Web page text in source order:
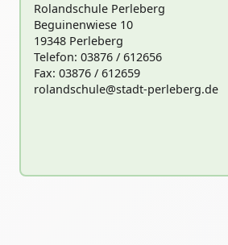
Rolandschule Perleberg
Beguinenwiese 10
19348 Perleberg
Telefon: 03876 / 612656
Fax: 03876 / 612659
rolandschule@stadt-perleberg.de